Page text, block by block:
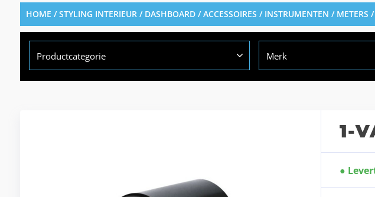
HOME /STYLING INTERIEUR/ DASHBOARD / ACCESSOIRES / INSTRUMENTEN / METERS /
Productcategorie Merk
1-